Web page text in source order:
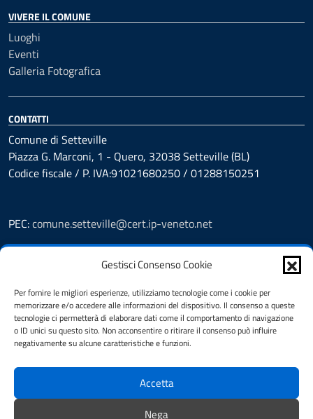
Gestisci Consenso Cookie
Per fornire le migliori esperienze, utilizziamo tecnologie come i cookie per
memorizzare e/o accedere alle informazioni del dispositivo. Il consenso a queste
tecnologie ci permetterà di elaborare dati come il comportamento di navigazione
o ID unici su questo sito. Non acconsentire o ritirare il consenso può influire
negativamente su alcune caratteristiche e funzioni.
Accetta
Nega
VIVERE IL COMUNE
Luoghi
Eventi
Galleria Fotografica
CONTATTI
Comune di Setteville
Piazza G. Marconi, 1 - Quero, 32038 Setteville (BL)
Codice fiscale / P. IVA:91021680250 / 01288150251
PEC:comune.setteville@cert.ip-veneto.net
Leggi le FAQ
Segnalazione disservizio
Richiesta assistenza
Feedback
Amministrazione Trasparente
Albo Pretorio
Informativa privacy
Dichiarazione di accessibilità